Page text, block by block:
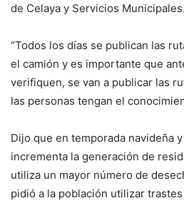
de Celaya y Servicios Municipales.
“Todos los días se publican las
el camión y es importante que
verifiquen, se van a publicar las
las personas tengan el
Dijo que en temporada navideña
incrementa la generación de
utiliza un mayor número de
pidió a la población utilizar